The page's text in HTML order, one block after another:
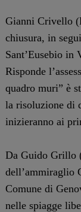
Gianni Crivello
chiusura, in
Sant’Eusebio in
Risponde
quadro muri” è
la risoluzione di
inizieranno ai
Da Guido Grillo
dell’ammiraglio
Comune di
nelle spiagge